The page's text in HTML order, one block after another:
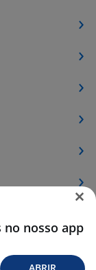
no nosso app